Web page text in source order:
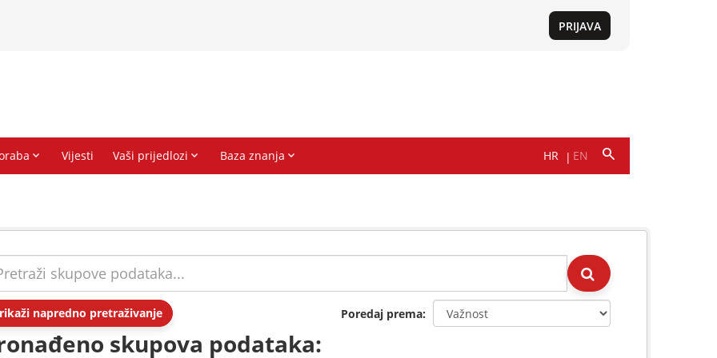
napredno pretraživanje Poredaj prema
skupova podataka: